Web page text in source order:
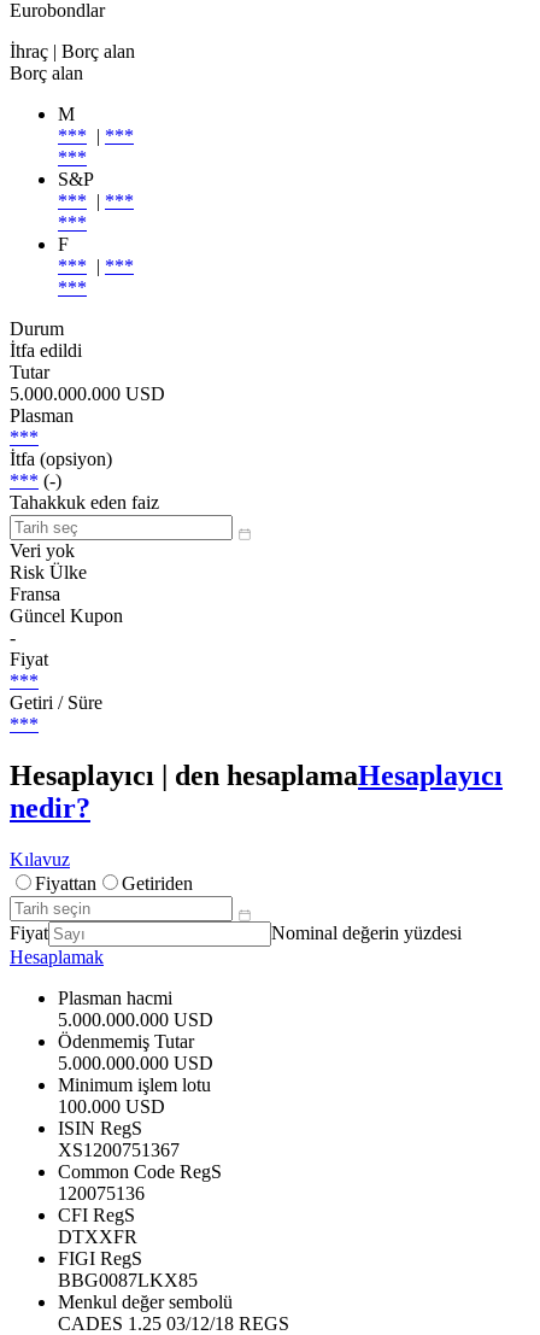
Eurobondlar
İhraç | Borç alan
Borç alan
M
*** | ***
***
S&P
*** | ***
***
F
*** | ***
***
Durum
İtfa edildi
Tutar
5.000.000.000 USD
Plasman
***
İtfa (opsiyon)
*** (-)
Tahakkuk eden faiz
Veri yok
Risk Ülke
Fransa
Güncel Kupon
-
Fiyat
***
Getiri / Süre
***
Hesaplayıcı | den hesaplamaHesaplayıcı
nedir?
Kılavuz
Fiyattan
Getiriden
Fiyat
Nominal değerin yüzdesi
Hesaplamak
Plasman hacmi
5.000.000.000 USD
Ödenmemiş Tutar
5.000.000.000 USD
Minimum işlem lotu
100.000 USD
ISIN RegS
XS1200751367
Common Code RegS
120075136
CFI RegS
DTXXFR
FIGI RegS
BBG0087LKX85
Menkul değer sembolü
CADES 1.25 03/12/18 REGS